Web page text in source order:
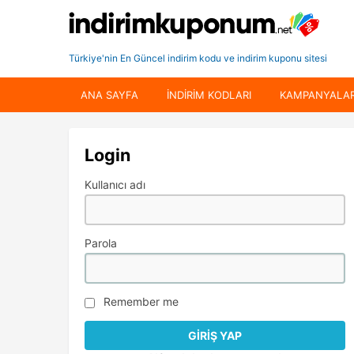
Türkiye'nin En Güncel indirim kodu ve indirim kuponu sitesi
ANA SAYFA INDIRIM KODLARI
Login
Kullanıcı adı
Parola
Remember me